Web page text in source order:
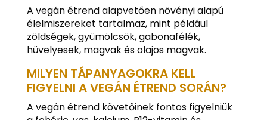
A vegán étrend alapvetően növényi alapú
élelmiszereket tartalmaz, mint például
zöldségek, gyümölcsök, gabonafélék,
hüvelyesek, magvak és olajos magvak.
MILYEN TÁPANYAGOKRA KELL
FIGYELNI A VEGÁN ÉTREND SORÁN?
A vegán étrend követőinek fontos figyelniük